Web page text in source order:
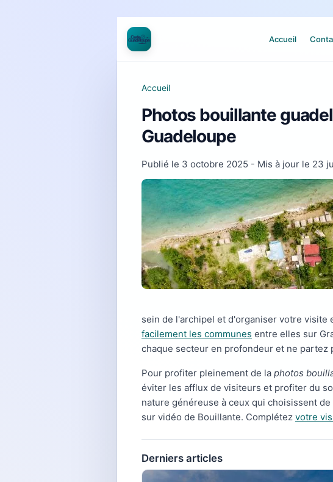
Accueil
Accueil
Photos bouillante
Guadeloupe
Publié le 3 octobre 2025 - Mis à jour le 23
sein de l'archipel et d'organiser votre visite
facilement les communes entre elles sur
chaque secteur en profondeur et ne partez
Pour profiter pleinement de la photos
éviter les afflux de visiteurs et profiter du
nature généreuse à ceux qui choisissent
sur vidéo de Bouillante. Complétez votre
Derniers articles